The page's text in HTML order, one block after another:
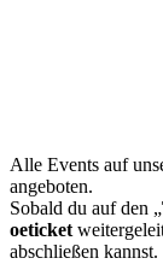
Alle Events auf
angeboten.
Sobald du auf den „
oeticket
abschließen kannst.